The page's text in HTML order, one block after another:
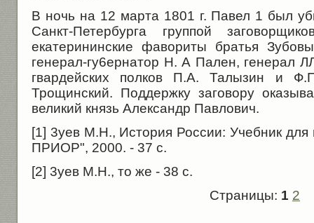
В ночь на 12 марта 1801 г. Павел 1 был
Санкт-Петербурга группой
екатерининские фавориты братья
генерал-гу6ернатор Н. А Пален, генерал
гвардейских полков П.А. Талызин и
Трощинский. Поддержку заговору
великий князь Александр Павлович.
[1] 3уев М.Н., История России: Учебник для
ПРИОР", 2000. - 37 с.
[2] 3уев М.Н., то же - 38 с.
Страницы: 1 2